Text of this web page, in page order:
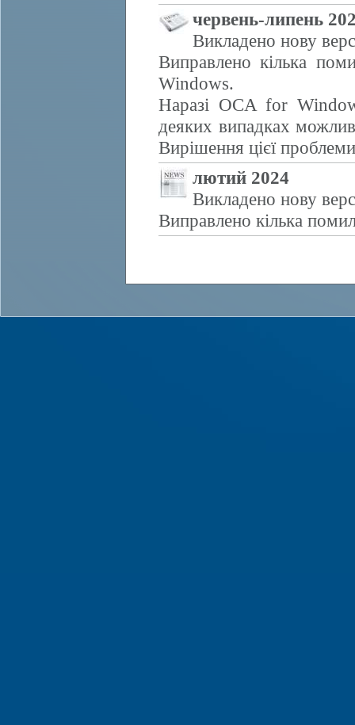
червень-липень
Викладено нову
Виправлено кілька
Windows.
Наразі OCA for
деяких випадках
Вирішення цієї
лютий 2024
Викладено нову
Виправлено кілька